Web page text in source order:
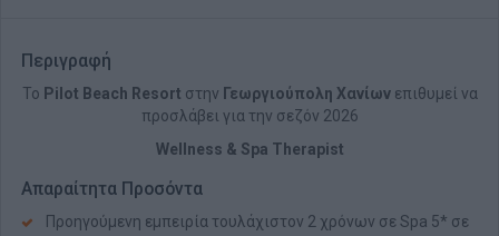
Περιγραφή
Το Pilot Beach Resort στην Γεωργιούπολη Χανίων επιθυμεί να
προσλάβει για την σεζόν 2026
Wellness & Spa Therapist
Απαραίτητα Προσόντα
Προηγούμενη εμπειρία τουλάχιστον 2 χρόνων σε Spa 5* σε